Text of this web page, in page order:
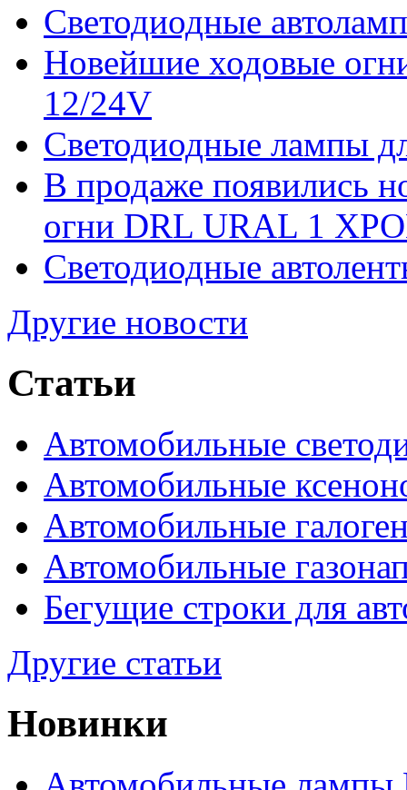
Светодиодные
Новейшие ходовые
12/24V
Светодиодные лампы
В продаже появились
огни DRL URAL 1
Светодиодные
Другие новости
Статьи
Автомобильные
Автомобильные
Автомобильные
Автомобильные
Бегущие строки для
Другие статьи
Новинки